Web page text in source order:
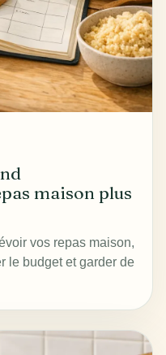
maison plus
vos repas maison,
le budget et garder de